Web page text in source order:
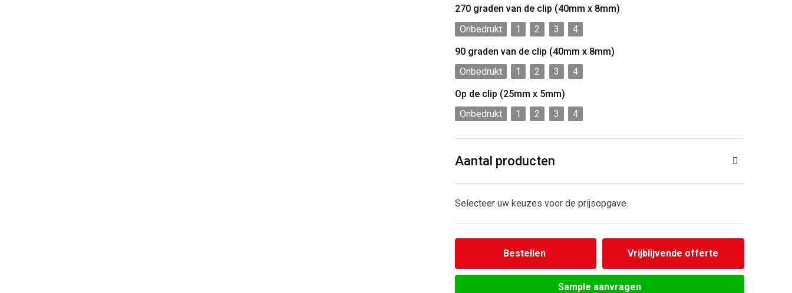
270 graden van de clip (40mm x 8mm)
Onbedrukt
1 2 3
4
90 graden van de clip (40mm x 8mm)
Onbedrukt
1 2 3
4
Op de clip (25mm x 5mm)
Onbedrukt
1 2 3 4
Aantal producten
Selecteer uw keuzes voor de prijsopgave.
Bestellen Vrijblijvende offerte
Sample aanvragen